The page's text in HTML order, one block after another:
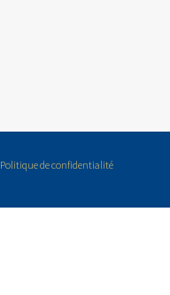
Politique de confidentialité